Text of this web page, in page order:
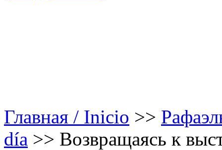
Главная / Inicio >>
día >> Возвращаясь к